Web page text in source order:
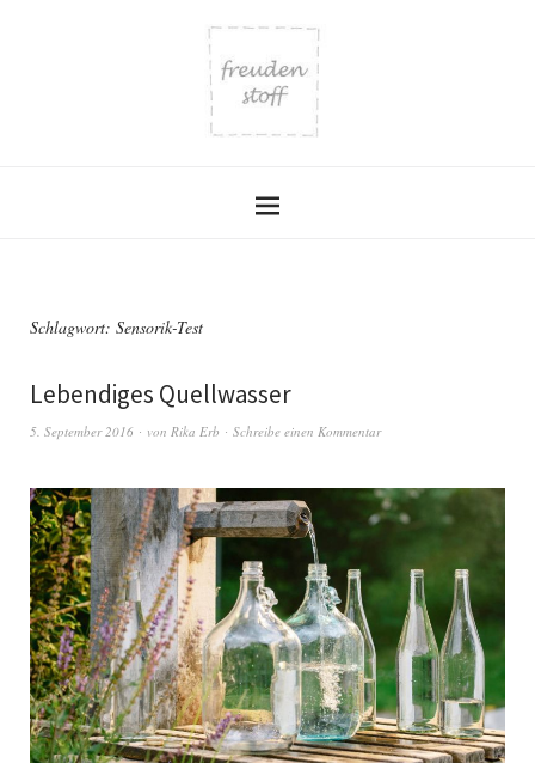
Schlagwort: Sensorik-Test
Lebendiges Quellwasser
5. September 2016 von Rika Erb Schreibe einen Kommentar